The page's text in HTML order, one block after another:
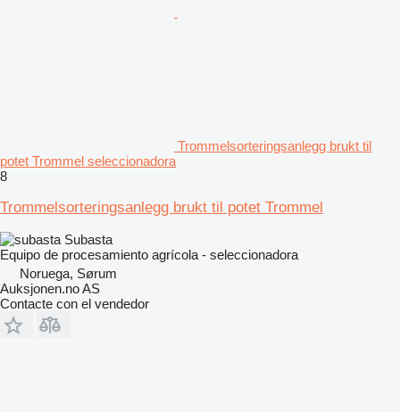
Trommelsorteringsanlegg brukt til
potet Trommel seleccionadora
8
Trommelsorteringsanlegg brukt til potet Trommel
Subasta
Equipo de procesamiento agrícola - seleccionadora
Noruega, Sørum
Auksjonen.no AS
Contacte con el vendedor